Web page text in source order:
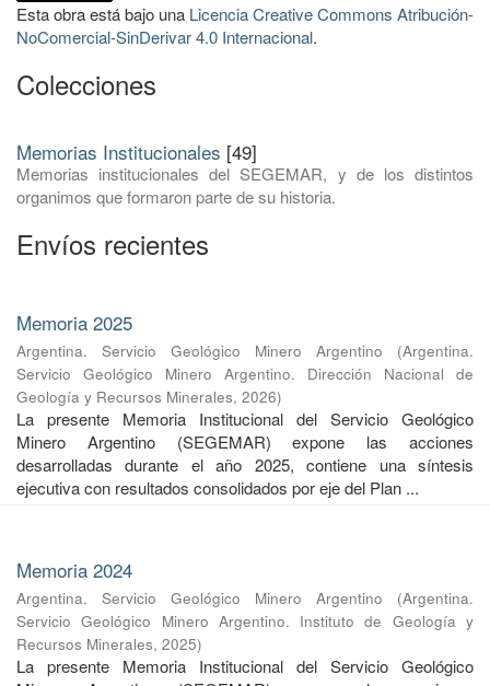
Esta obra está bajo una Licencia Creative Commons Atribución-
NoComercial-SinDerivar 4.0 Internacional.
Colecciones
Memorias Institucionales [49]
Memorias institucionales del SEGEMAR, y de los distintos
organimos que formaron parte de su historia.
Envíos recientes
Memoria 2025
Argentina. Servicio Geológico Minero Argentino (Argentina.
Servicio Geológico Minero Argentino. Dirección Nacional de
Geología y Recursos Minerales, 2026)
La presente Memoria Institucional del Servicio Geológico
Minero Argentino (SEGEMAR) expone las acciones
desarrolladas durante el año 2025, contiene una síntesis
ejecutiva con resultados consolidados por eje del Plan ...
Memoria 2024
Argentina. Servicio Geológico Minero Argentino (Argentina.
Servicio Geológico Minero Argentino. Instituto de Geología y
Recursos Minerales, 2025)
La presente Memoria Institucional del Servicio Geológico